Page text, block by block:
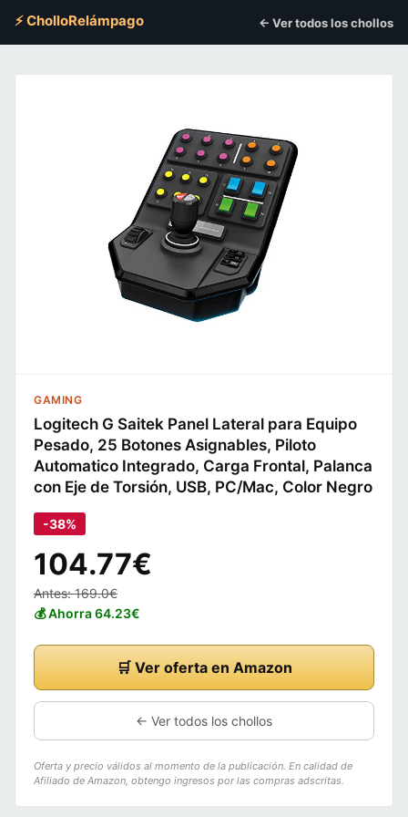
⚡ CholloRelámpago ← Ver todos los chollos
GAMING
Logitech G Saitek Panel Lateral para Equipo
Pesado, 25 Botones Asignables, Piloto
Automatico Integrado, Carga Frontal, Palanca
con Eje de Torsión, USB, PC/Mac, Color Negro
-38%
104.77€
Antes: 169.0€
💰 Ahorra 64.23€
🛒 Ver oferta en Amazon
← Ver todos los chollos
Oferta y precio válidos al momento de la publicación. En calidad de
Afiliado de Amazon, obtengo ingresos por las compras adscritas.